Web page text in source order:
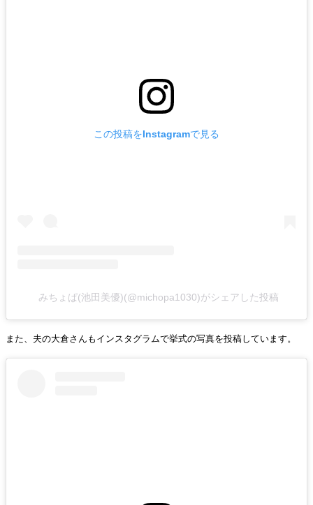
この投稿をInstagramで見る
みちょぱ(池田美優)(@michopa1030)がシェアした投稿
また、夫の大倉さんもインスタグラムで挙式の写真を投稿しています。